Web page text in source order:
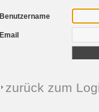
Benutzername
Email
zurück zum